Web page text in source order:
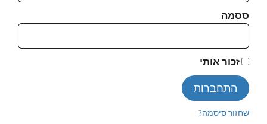
ססמה
זכור אותי
התחברות
שחזור סיסמה?